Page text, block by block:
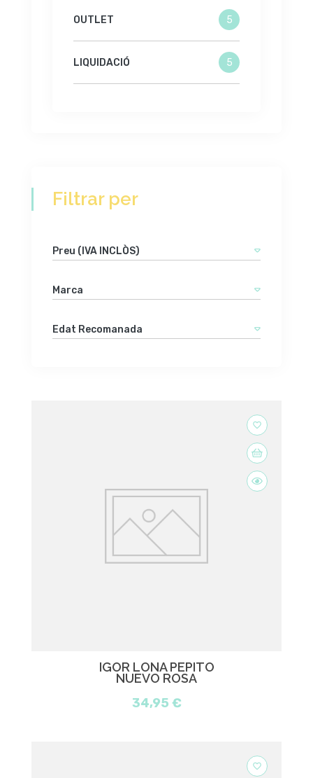
Filtrar per
Preu (IVA INCLÒS)
Marca
Edat Recomanada
favorite_border
IGOR LONA PEPITO
NUEVO ROSA
34,95 €
favorite_border
OUTLET 5
LIQUIDACIÓ 5